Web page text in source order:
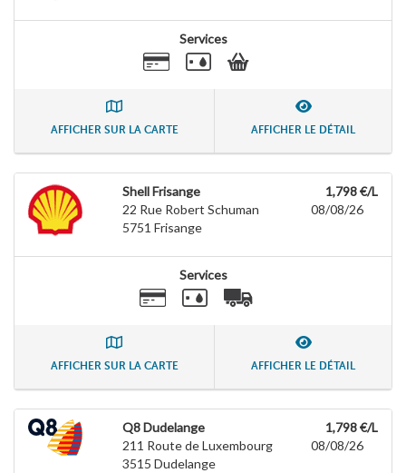
Services
AFFICHER SUR LA CARTE AFFICHER LE DÉTAIL
Shell Frisange
22 Rue Robert Schuman
5751 Frisange
1,798 €/L
08/08/26
Services
AFFICHER SUR LA CARTE AFFICHER LE DÉTAIL
Q8 Dudelange
211 Route de Luxembourg
3515 Dudelange
1,798 €/L
08/08/26